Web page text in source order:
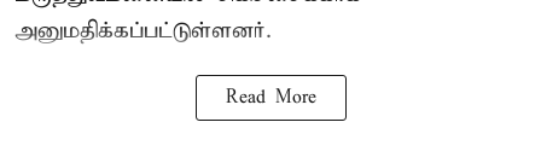
அனுமதிக்கப்பட்டுள்ளனர்.
Read More